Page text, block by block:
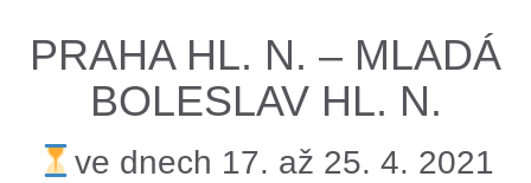
PRAHA HL. N. – MLADÁ
BOLESLAV HL. N.
ve dnech 17. až 25. 4. 2021